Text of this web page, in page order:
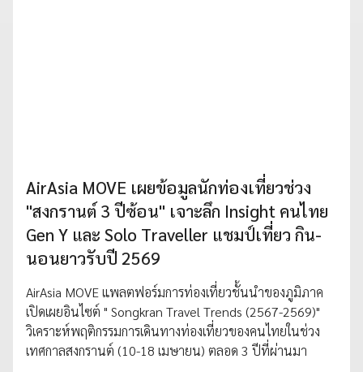
AirAsia MOVE เผยข้อมูลนักท่องเที่ยวช่วง
"สงกรานต์ 3 ปีซ้อน" เจาะลึก Insight คนไทย
Gen Y และ Solo Traveller แชมป์เที่ยว กิน-
นอนยาวรับปี 2569
AirAsia MOVE แพลตฟอร์มการท่องเที่ยวชั้นนำของภูมิภาค
เปิดเผยอินไซต์ " Songkran Travel Trends (2567-2569)"
วิเคราะห์พฤติกรรมการเดินทางท่องเที่ยวของคนไทยในช่วง
เทศกาลสงกรานต์ (10-18 เมษายน) ตลอด 3 ปีที่ผ่านมา